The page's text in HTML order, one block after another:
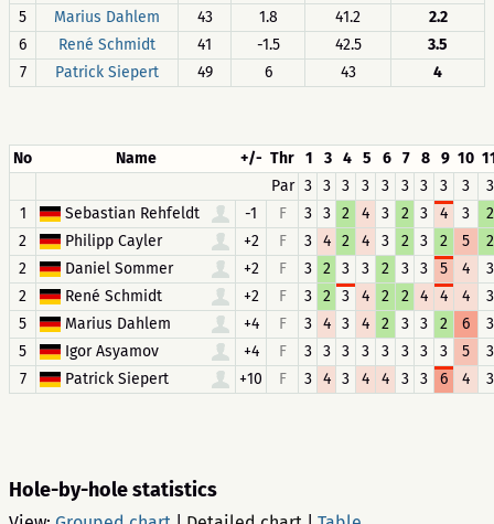
5
Marius Dahlem 43 1.8 41.2
2.2
6
René Schmidt 41 -1.5 42.5
3.5
7
Patrick Siepert 49 6 43 4
No Name +/- Thr 1 3 4 5 6 7 8 9 10
Par 3 3 3 3 3 3 3 3 3
3
1
Sebastian Rehfeldt -1 F 3 3 2 4 3 2 3 4 3
2
2
Philipp Cayler +2 F 3 4 2 4 3 2 3 2 5
2
2
Daniel Sommer +2 F 3 2 3 3 2 3 3 5 4
3
2
René Schmidt +2 F 3 2 3 4 2 2 4 4 4
3
5
Marius Dahlem +4 F 3 4 3 4 2 3 3 2 6
3
5
Igor Asyamov +4 F 3 3 3 3 3 3 3 3 5
3
7
Patrick Siepert +10 F 3 4 3 4 4 3 3 6 4 3
Hole-by-hole statistics